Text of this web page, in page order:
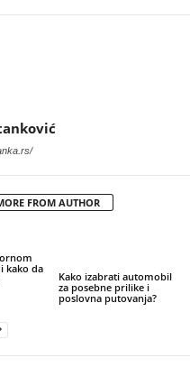
FROM AUTHOR
kako da
Kako izabrati automobil
za posebne prilike i
poslovna putovanja?